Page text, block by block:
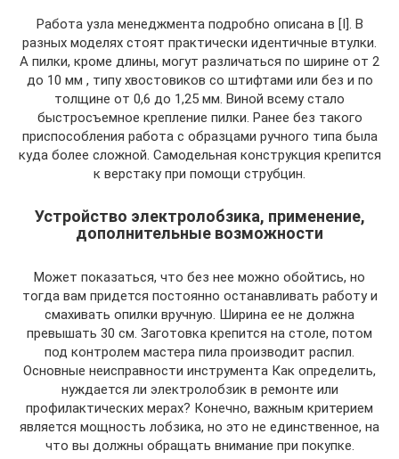
Работа узла менеджмента подробно описана в [I]. В
разных моделях стоят практически идентичные втулки.
А пилки, кроме длины, могут различаться по ширине от 2
до 10 мм , типу хвостовиков со штифтами или без и по
толщине от 0,6 до 1,25 мм. Виной всему стало
быстросъемное крепление пилки. Ранее без такого
приспособления работа с образцами ручного типа была
куда более сложной. Самодельная конструкция крепится
к верстаку при помощи струбцин.
Устройство электролобзика, применение,
дополнительные возможности
Может показаться, что без нее можно обойтись, но
тогда вам придется постоянно останавливать работу и
смахивать опилки вручную. Ширина ее не должна
превышать 30 см. Заготовка крепится на столе, потом
под контролем мастера пила производит распил.
Основные неисправности инструмента Как определить,
нуждается ли электролобзик в ремонте или
профилактических мерах? Конечно, важным критерием
является мощность лобзика, но это не единственное, на
что вы должны обращать внимание при покупке.